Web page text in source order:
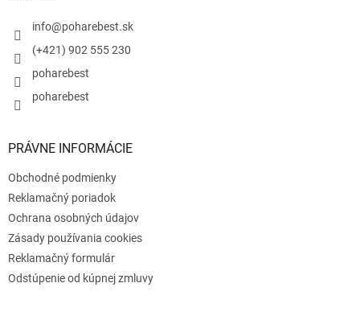
info@poharebest.sk
(+421) 902 555 230
poharebest
poharebest
PRÁVNE INFORMÁCIE
Obchodné podmienky
Reklamačný poriadok
Ochrana osobných údajov
Zásady používania cookies
Reklamačný formulár
Odstúpenie od kúpnej zmluvy